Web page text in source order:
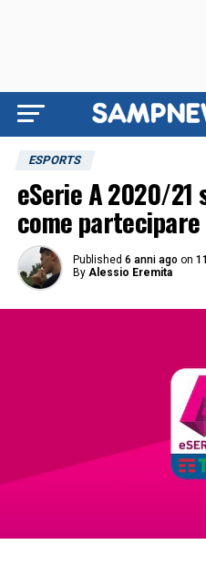
ESPORTS
eSerie A 2020/21
come
Published 6 anni ago on
By Alessio Eremita